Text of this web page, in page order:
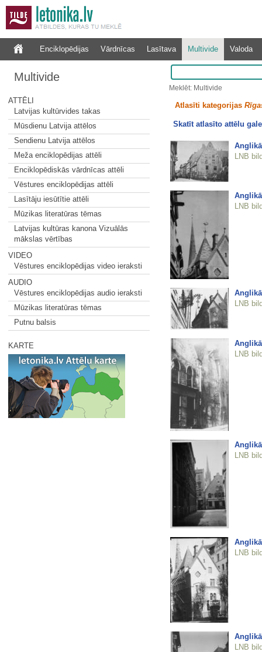
Enciklopēdijas Vārdnīcas Lasītava Multivide Valoda
Multivide
ATTĒLI
Latvijas kultūrvides takas
Mūsdienu Latvija attēlos
Sendienu Latvija attēlos
Meža enciklopēdijas attēli
Enciklopēdiskās vārdnīcas attēli
Vēstures enciklopēdijas attēli
Lasītāju iesūtītie attēli
Mūzikas literatūras tēmas
Latvijas kultūras kanona Vizuālās
mākslas vērtības
VIDEO
Vēstures enciklopēdijas video ieraksti
AUDIO
Vēstures enciklopēdijas audio ieraksti
Mūzikas literatūras tēmas
Putnu balsis
KARTE
Meklēt: Multivide
Atlasīti kategorijas
Skatīt atlasīto attēlu
LNB
LNB
LNB
LNB
LNB
LNB
LNB